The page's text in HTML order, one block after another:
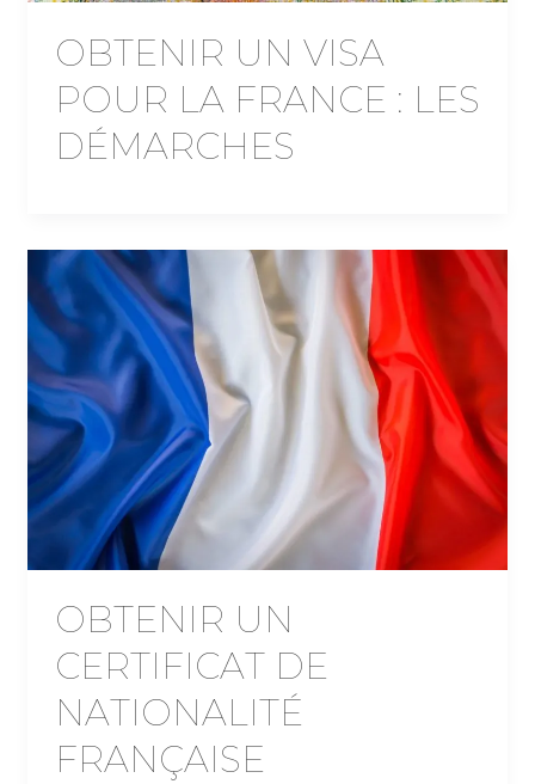
OBTENIR UN VISA
POUR LA FRANCE : LES
DÉMARCHES
OBTENIR UN
CERTIFICAT DE
NATIONALITÉ
FRANÇAISE